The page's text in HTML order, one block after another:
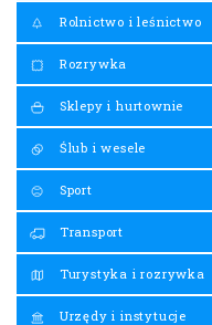
Rolnictwo i leśnictwo
Rozrywka
Sklepy i hurtownie
Ślub i wesele
Sport
Transport
Turystyka i rozrywka
Urzędy i instytucje